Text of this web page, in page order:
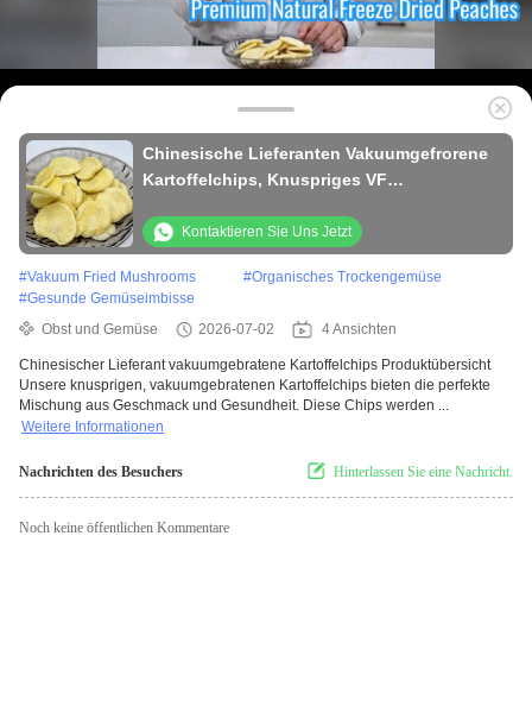
Chinesische Lieferanten Vakuumgefrorene
Kartoffelchips, Knuspriges VF
individueller Verpackung
Kontaktieren Sie Uns Jetzt
#Vakuum Fried Mushrooms #Organisches Trockengemüse
#Gesunde Gemüseimbisse
Obst und Gemüse
2026-07-02 4 Ansichten
Chinesischer Lieferant vakuumgebratene Kartoffelchips Produktübersicht
Unsere knusprigen, vakuumgebratenen Kartoffelchips bieten die perfekte
Mischung aus Geschmack und Gesundheit. Diese Chips werden ...
Weitere Informationen
Nachrichten des Besuchers Hinterlassen Sie eine Nachricht.
Noch keine öffentlichen Kommentare